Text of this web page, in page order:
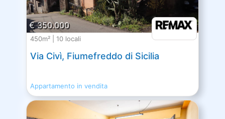
€ 350.000
450m² | 10 locali
Via Civì, Fiumefreddo di Sicilia
Appartamento in vendita